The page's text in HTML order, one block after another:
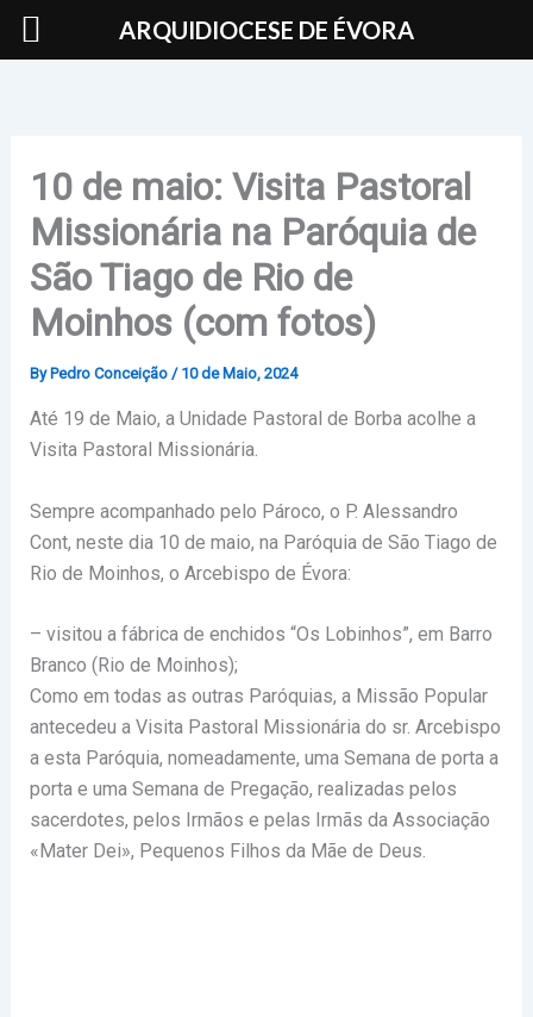
Skip
10 de maio: Visita Pastoral
Missionária na Paróquia de
São Tiago de Rio de
Moinhos (com fotos)
By Pedro Conceição / 10 de Maio, 2024
Até 19 de Maio, a Unidade Pastoral de Borba acolhe a
Visita Pastoral Missionária.
Sempre acompanhado pelo Pároco, o P. Alessandro
Cont, neste dia 10 de maio, na Paróquia de São Tiago de
Rio de Moinhos, o Arcebispo de Évora:
– visitou a fábrica de enchidos “Os Lobinhos”, em Barro
Branco (Rio de Moinhos);
Como em todas as outras Paróquias, a Missão Popular
antecedeu a Visita Pastoral Missionária do sr. Arcebispo
a esta Paróquia, nomeadamente, uma Semana de porta a
porta e uma Semana de Pregação, realizadas pelos
sacerdotes, pelos Irmãos e pelas Irmãs da Associação
«Mater Dei», Pequenos Filhos da Mãe de Deus.
ARQUIDIOCESE DE ÉVORA